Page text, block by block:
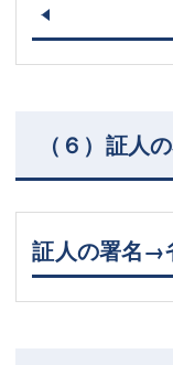
（６）証人
証人の署名→